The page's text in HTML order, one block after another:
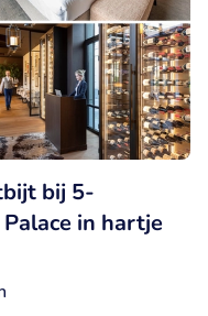
bij 5-
in hartje